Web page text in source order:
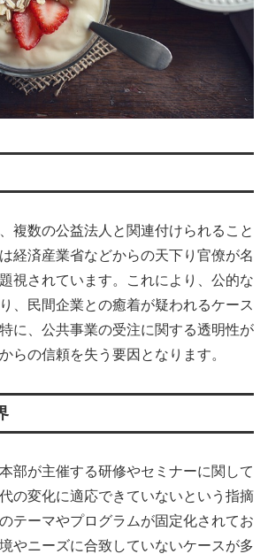
複数の公益法人と関連付けられること
経済産業省などからの天下り官僚が名
視されています。これにより、公的な
、民間企業との癒着が疑われるケース
に、公共事業の受注に関する透明性が
らの信頼を失う要因となります。
部が主催する研修やセミナーに関して
の変化に適応できていないという指摘
テーマやプログラムが固定化されてお
やニーズに合致していないケースが多